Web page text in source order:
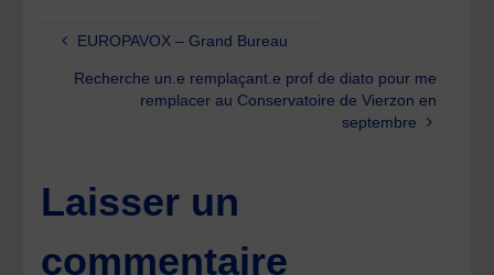
EUROPAVOX – Grand Bureau
Recherche un.e remplaçant.e prof de diato pour me
remplacer au Conservatoire de Vierzon en
septembre
Laisser un
commentaire